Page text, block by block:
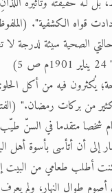
الكشفية". (الملفوظات
الصحية سيئة لدرجة لا
يُكثرون فيه من أكل
من بركات رمضان."
شخصا متقدما في السنّ
إلى أن أتأسى بأسوة أهل
أطلب طعامي من
طوال النهار، ولم